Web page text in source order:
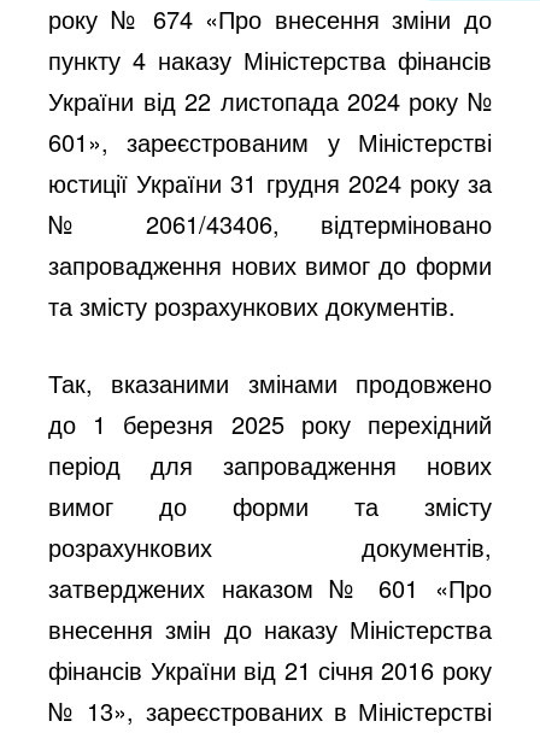
року № 674 «Про внесення зміни до
пункту 4 наказу Міністерства фінансів
України від 22 листопада 2024 року №
601», зареєстрованим у Міністерстві
юстиції України 31 грудня 2024 року за
№ 2061/43406, відтерміновано
запровадження нових вимог до форми
та змісту розрахункових документів.
Так, вказаними змінами продовжено
до 1 березня 2025 року перехідний
період для запровадження нових
вимог до форми та змісту
розрахункових документів,
затверджених наказом № 601 «Про
внесення змін до наказу Міністерства
фінансів України від 21 січня 2016 року
№ 13», зареєстрованих в Міністерстві